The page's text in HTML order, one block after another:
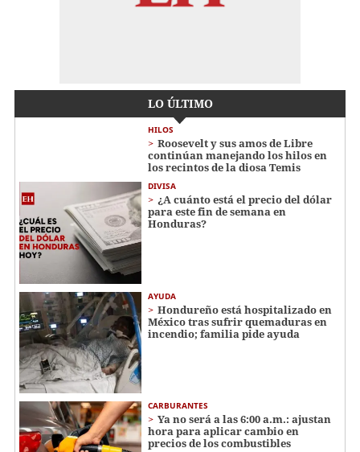
LO ÚLTIMO
HILOS
Roosevelt y sus amos de Libre
continúan manejando los hilos en
los recintos de la diosa Temis
DIVISA
¿A cuánto está el precio del dólar
para este fin de semana en
Honduras?
AYUDA
Hondureño está hospitalizado en
México tras sufrir quemaduras en
incendio; familia pide ayuda
CARBURANTES
Ya no será a las 6:00 a.m.: ajustan
hora para aplicar cambio en
precios de los combustibles